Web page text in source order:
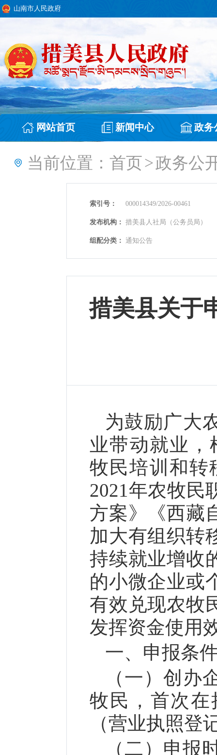
山南市人民政府
网站首页 新闻中心 政务
当前位置： 首页>政务公
索引号： 000014349/2026-00461
发布机构： 措美县人社局（公务员局）
组配分类： 通知公告
措美县关于
为鼓励广大
业带动就业，
牧民培训和转
2021年农牧民
方案》《西藏
加大有组织转
持续就业增收
的小微企业或
有效兑现农牧
发挥资金使用
一、申报条
（一）创办
牧民，首次
（营业执照登
（二）申报